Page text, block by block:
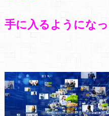
手に入るようになっ